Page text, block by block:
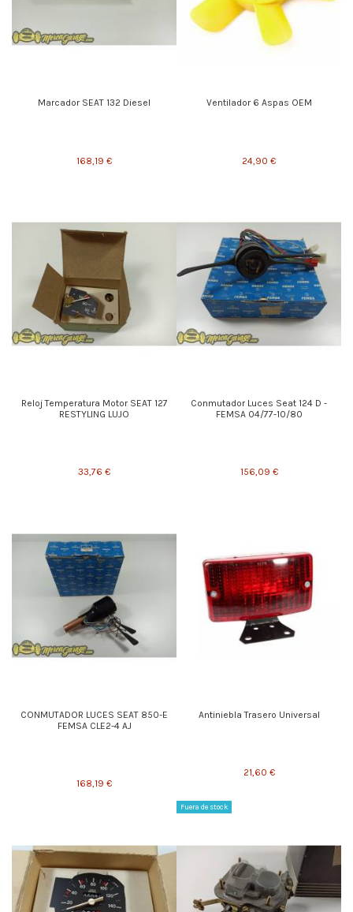
Marcador SEAT 132 Diesel
168,19 €
Ventilador 6 Aspas OEM
24,90 €
Reloj Temperatura Motor SEAT 127
RESTYLING LUJO
33,76 €
Conmutador Luces Seat 124 D -
FEMSA 04/77-10/80
156,09 €
CONMUTADOR LUCES SEAT 850-E
FEMSA CLE2-4 AJ
168,19 €
Antiniebla Trasero Universal
21,60 €
Fuera de stock